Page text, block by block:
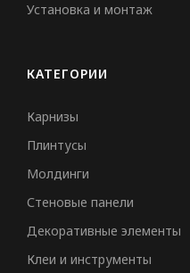
Установка и монтаж
КАТЕГОРИИ
Карнизы
Плинтусы
Молдинги
Стеновые панели
Декоративные элементы
Клеи и инструменты